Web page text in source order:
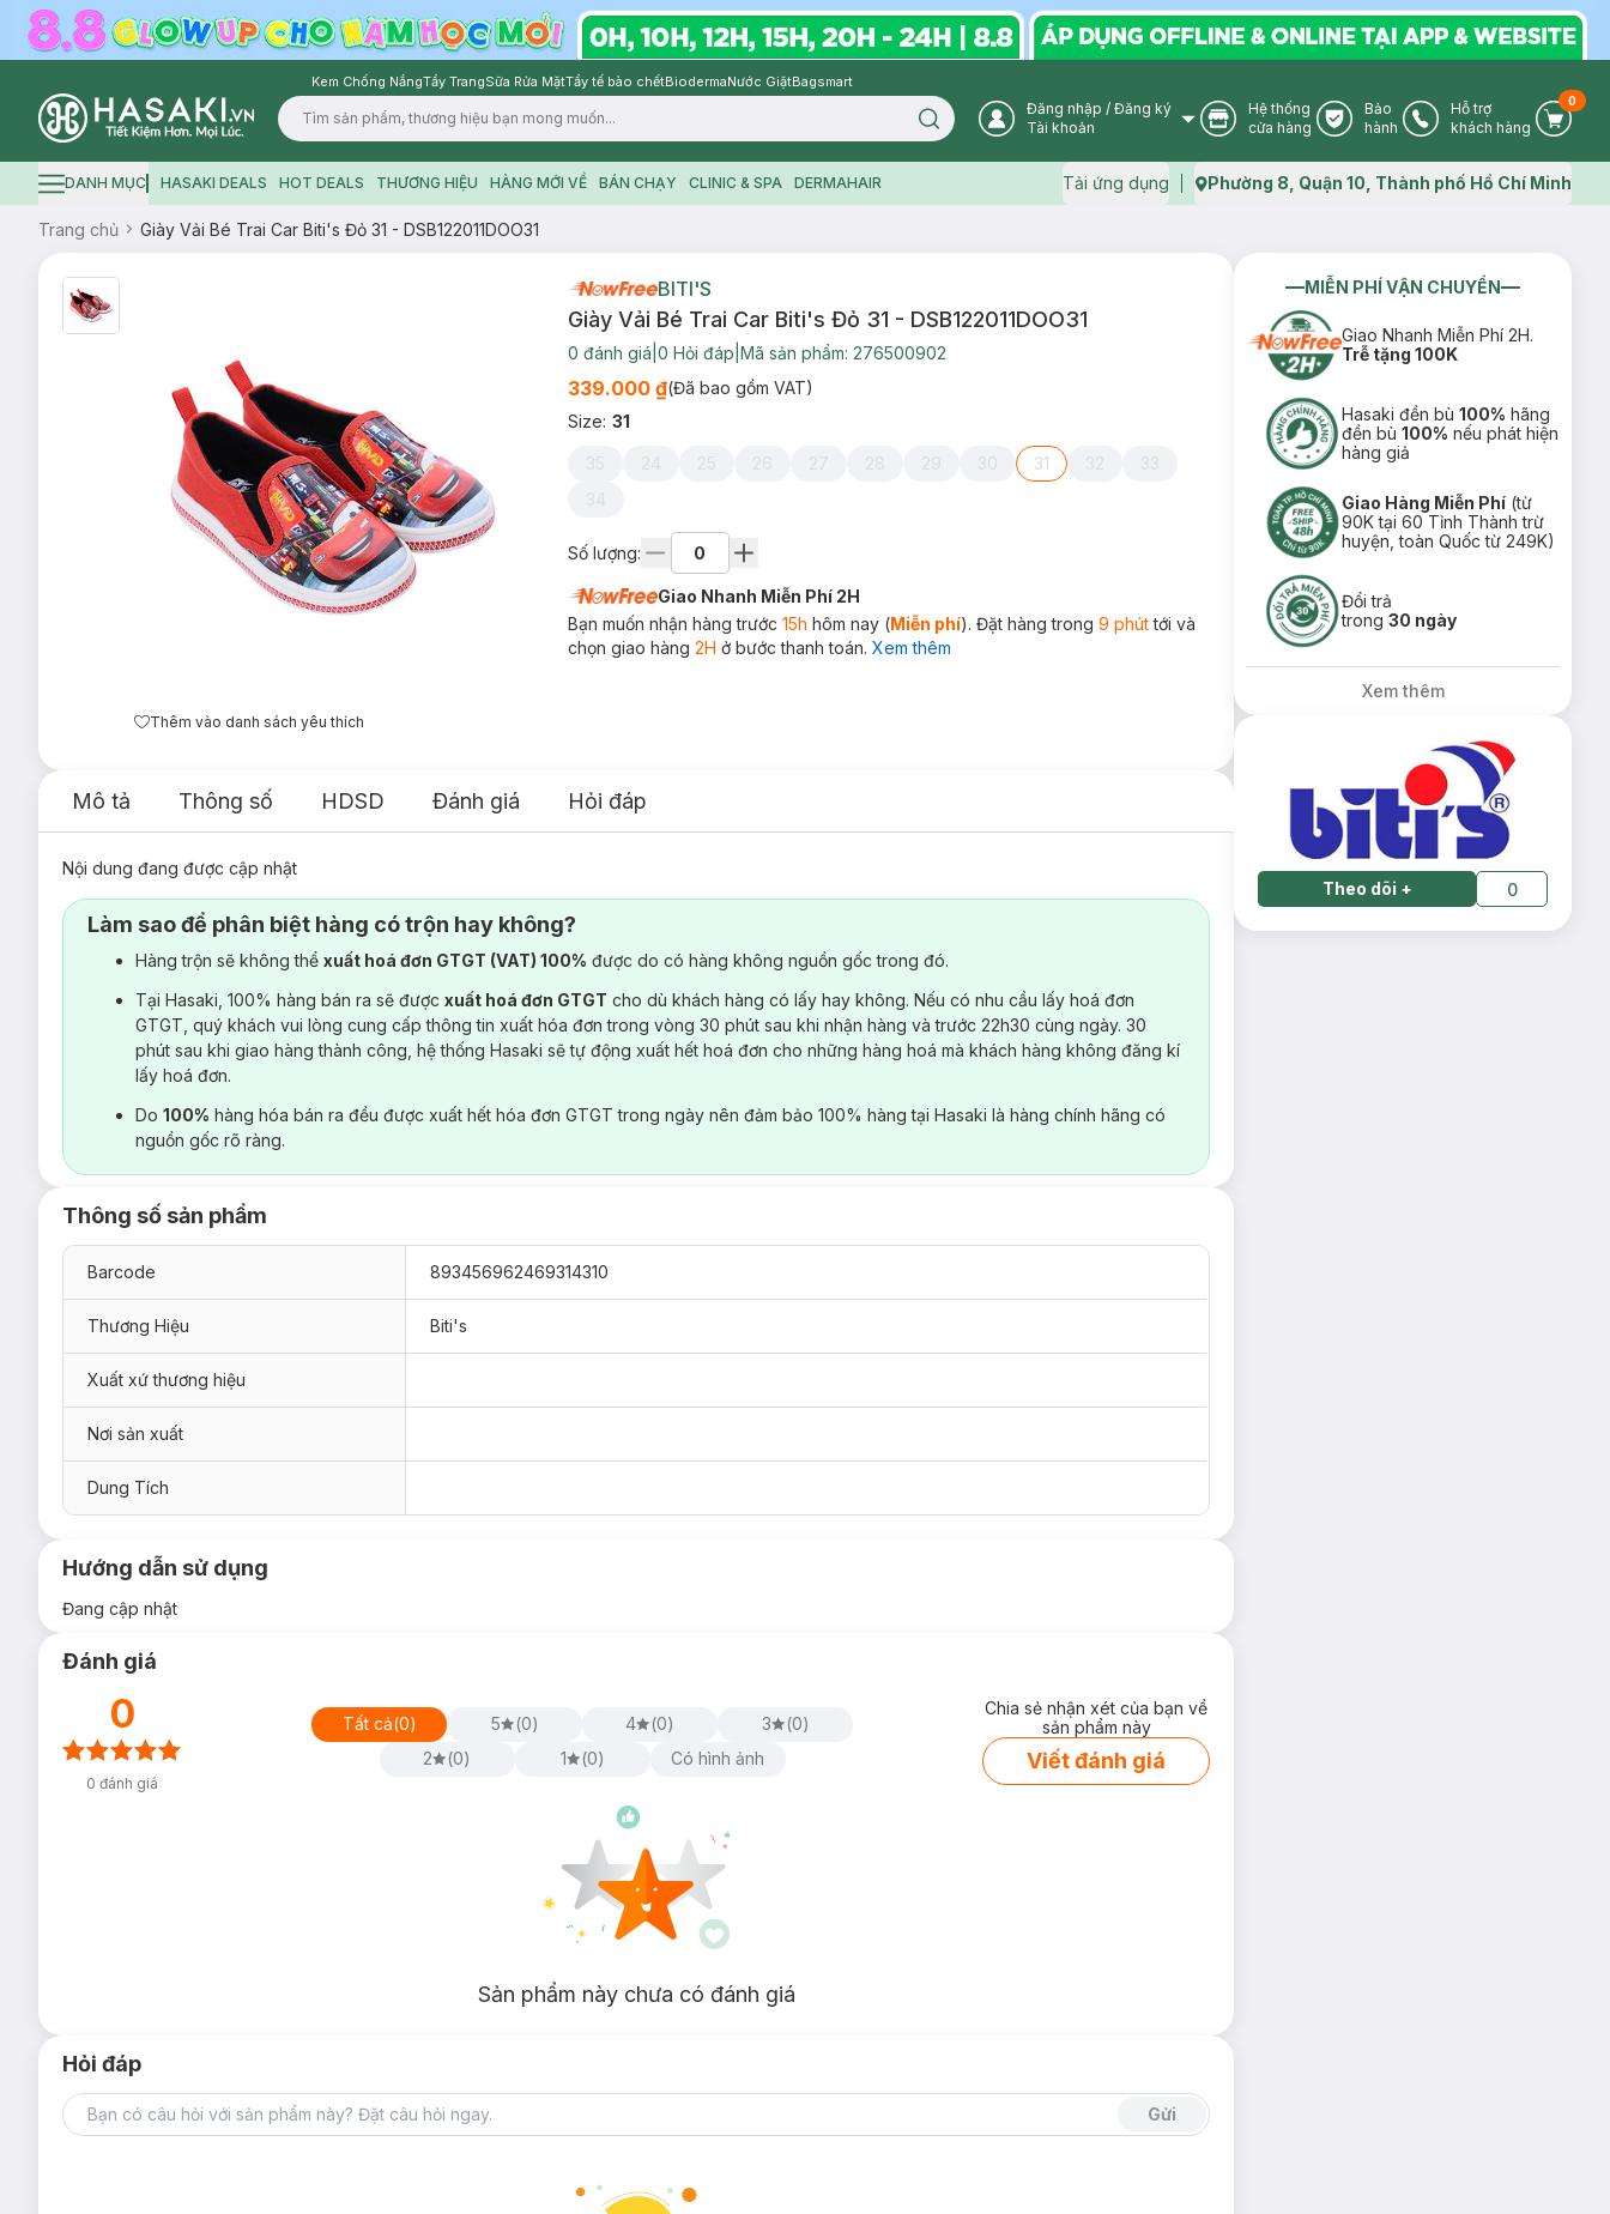
Kem Chống NắngTẩy TrangSữa Rửa MặtTẩy tế bào chếtBiodermaNước GiặtBagsmart
Logo
Search icon User Icon
Đăng nhập / Đăng ký
Tài khoản
Store Icon
Hệ thống
cửa hàng
Warranty Icon
Bảo
hành
Phone Icon
Hỗ trợ
khách hàng
Cart
0
Hamburger icon
DANH MỤC HASAKI DEALS HOT DEALS THƯƠNG HIỆU HÀNG MỚI VỀ BÁN CHẠY CLINIC & SPA DERMAHAIR Tải ứng dụng Map icon
Phường 8, Quận 10, Thành phố Hồ Chí Minh
Trang chủ Giày Vải Bé Trai Car Biti's Đỏ 31 - DSB122011DOO31
Thêm vào danh sách yêu thích
BITI'S
Giày Vải Bé Trai Car Biti's Đỏ 31 - DSB122011DOO31
0 đánh giá 0 Hỏi đáp Mã sản phẩm: 276500902
339.000 ₫(Đã bao gồm VAT)
Size: 31
35 24 25 26 27 28 29 30 31 32
33
34
Số lượng:
Giao Nhanh Miễn Phí 2H
Bạn muốn nhận hàng trước 15h hôm nay (Miễn phí). Đặt hàng trong 9 phúttới và
chọn giao hàng 2H ở bước thanh toán. Xem thêm
Mô tả Thông số HDSD Đánh giá Hỏi đáp
Nội dung đang được cập nhật
Làm sao để phân biệt hàng có trộn hay không?
Hàng trộn sẽ không thể xuất hoá đơn GTGT (VAT) 100% được do có hàng không nguồn gốc trong đó.
Tại Hasaki, 100% hàng bán ra sẽ được xuất hoá đơn GTGT cho dù khách hàng có lấy hay không. Nếu có nhu cầu lấy hoá đơn
GTGT, quý khách vui lòng cung cấp thông tin xuất hóa đơn trong vòng 30 phút sau khi nhận hàng và trước 22h30 cùng ngày. 30
phút sau khi giao hàng thành công, hệ thống Hasaki sẽ tự động xuất hết hoá đơn cho những hàng hoá mà khách hàng không đăng kí
lấy hoá đơn.
Do 100% hàng hóa bán ra đều được xuất hết hóa đơn GTGT trong ngày nên đảm bảo 100% hàng tại Hasaki là hàng chính hãng có
nguồn gốc rõ ràng.
Thông số sản phẩm
Barcode 893456962469314310
Thương Hiệu Biti's
Xuất xứ thương hiệu
Nơi sản xuất
Dung Tích
Hướng dẫn sử dụng
Đang cập nhật
Đánh giá
0
0 đánh giá
Tất cả(0) 5 (0) 4 (0) 3 (0)
2
(0) 1 (0) Có hình ảnh
Chia sẻ nhận xét của bạn về
sản phẩm này
Viết đánh giá
Sản phẩm này chưa có đánh giá
Hỏi đáp
Gửi
MIỄN PHÍ VẬN CHUYỂN
Giao Nhanh Miễn Phí 2H.
Trễ tặng 100K
Hasaki đền bù100% hãng
đền bù100% nếu phát hiện
hàng giả
Giao Hàng Miễn Phí (từ
90K tại 60 Tỉnh Thành trừ
huyện, toàn Quốc từ 249K)
Đổi trả
trong30 ngày
Xem thêm
Theo dõi + 0